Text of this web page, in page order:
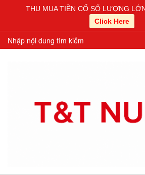
THU MUA TIỀN CỔ SỐ LƯỢNG
Click Here